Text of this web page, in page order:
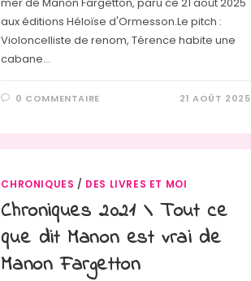
mer de Manon Fargetton, paru ce 21 août 2025
aux éditions Héloïse d'Ormesson.Le pitch :
Violoncelliste de renom, Térence habite une
cabane…
0 COMMENTAIRE 21 AOÛT 2025
CHRONIQUES / DES LIVRES ET MOI
Chroniques 2021 \ Tout ce
que dit Manon est vrai de
Manon Fargetton